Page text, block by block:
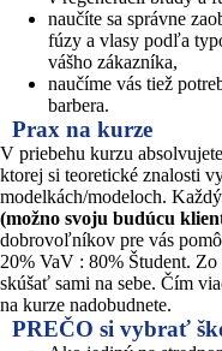
naučíte sa správne
fúzy a vlasy podľa
vášho zákazníka,
naučíme vás tiež
barbera.
Prax na kurze
V priebehu kurzu
ktorej si teoretické znalosti
modelkách/modeloch.
(možno svoju budúcu
dobrovoľníkov pre vás
20% VaV : 80% Študent. Zo
skúšať sami na sebe. Čím
na kurze nadobudnete.
PREČO si vybrať